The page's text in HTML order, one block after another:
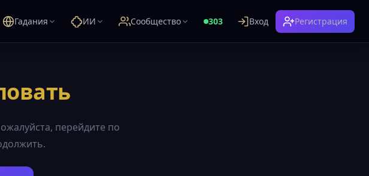
Гадания ИИ Сообщество 303 Вход Регистрация
перейдите по